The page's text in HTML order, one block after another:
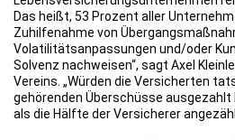
Das heißt, 53 Prozent aller
Zuhilfenahme von
Volatilitätsanpassungen und/oder
Solvenz nachweisen“, sagt Axel
Vereins. „Würden die Versicherten
gehörenden Überschüsse
als die Hälfte der Versicherer